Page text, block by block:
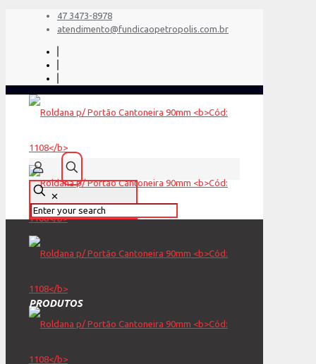
47 3473-8978
atendimento@fundicaopetropolis.com.br
✕
PRODUTOS